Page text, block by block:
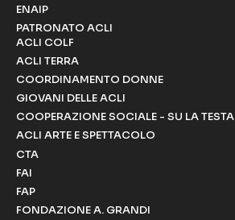
ENAIP
PATRONATO ACLI
ACLI COLF
ACLI TERRA
COORDINAMENTO DONNE
GIOVANI DELLE ACLI
COOPERAZIONE SOCIALE - SU LA TESTA
ACLI ARTE E SPETTACOLO
CTA
FAI
FAP
FONDAZIONE A. GRANDI